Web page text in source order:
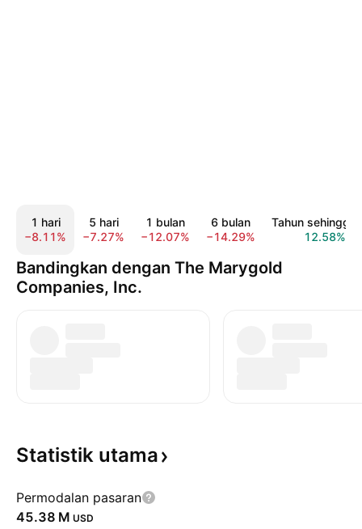
1 hari
−8.11%
5 hari
−7.27%
1 bulan
−12.07%
6 bulan
−14.29%
Tahun sehingga
12.58%
Bandingkan dengan The Marygold
Companies, Inc.
Statistik utama
Permodalan pasaran
‪45.38 M‬ USD